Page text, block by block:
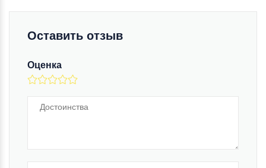
Оставить отзыв
Оценка